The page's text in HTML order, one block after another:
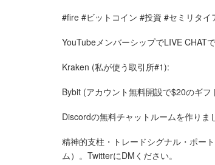
#fire #ビットコイン #投資 #セミリタ
YouTubeメンバーシップでLIVE CHAT
Kraken (私が使う取引所#1):
Bybit (アカウント無料開設で$20のギ
Discordの無料チャットルームを作りま
精神的支柱・トレードシグナル・ポー
ム）。TwitterにDMください。